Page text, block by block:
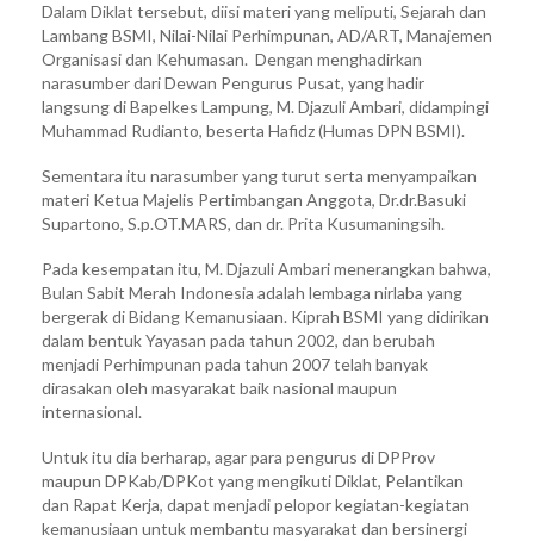
Dalam Diklat tersebut, diisi materi yang meliputi, Sejarah dan
Lambang BSMI, Nilai-Nilai Perhimpunan, AD/ART, Manajemen
Organisasi dan Kehumasan. Dengan menghadirkan
narasumber dari Dewan Pengurus Pusat, yang hadir
langsung di Bapelkes Lampung, M. Djazuli Ambari, didampingi
Muhammad Rudianto, beserta Hafidz (Humas DPN BSMI).
Sementara itu narasumber yang turut serta menyampaikan
materi Ketua Majelis Pertimbangan Anggota, Dr.dr.Basuki
Supartono, S.p.OT.MARS, dan dr. Prita Kusumaningsih.
Pada kesempatan itu, M. Djazuli Ambari menerangkan bahwa,
Bulan Sabit Merah Indonesia adalah lembaga nirlaba yang
bergerak di Bidang Kemanusiaan. Kiprah BSMI yang didirikan
dalam bentuk Yayasan pada tahun 2002, dan berubah
menjadi Perhimpunan pada tahun 2007 telah banyak
dirasakan oleh masyarakat baik nasional maupun
internasional.
Untuk itu dia berharap, agar para pengurus di DPProv
maupun DPKab/DPKot yang mengikuti Diklat, Pelantikan
dan Rapat Kerja, dapat menjadi pelopor kegiatan-kegiatan
kemanusiaan untuk membantu masyarakat dan bersinergi